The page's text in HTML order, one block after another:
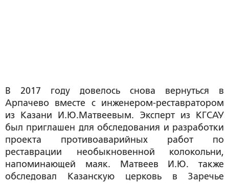
В 2017 году довелось снова вернуться в
Арпачево вместе с инженером-реставратором
из Казани И.Ю.Матвеевым. Эксперт из КГСАУ
был приглашен для обследования и разработки
проекта противоаварийных работ по
реставрации необыкновенной колокольни,
напоминающей маяк. Матвеев И.Ю. также
обследовал Казанскую церковь в Заречье